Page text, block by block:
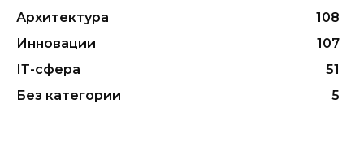
Архитектура
108
Инновации
107
ІТ-сфера
51
Без категории
5